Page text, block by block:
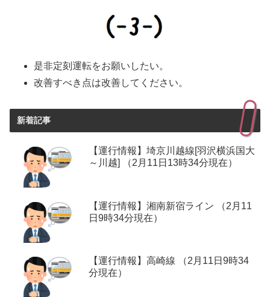
是非定刻運転をお願いしたい。
改善すべき点は改善してください。
新着記事
【運行情報】埼京川越線[羽沢横浜国大
～川越] （2月11日13時34分現在）
【運行情報】湘南新宿ライン （2月11
日9時34分現在）
【運行情報】高崎線 （2月11日9時34
分現在）